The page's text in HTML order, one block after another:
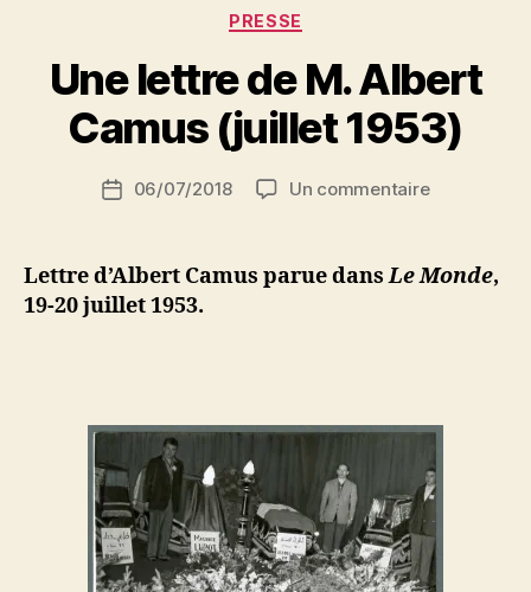
Catégories
PRESSE
Une lettre de M. Albert
Camus (juillet 1953)
Auteur
P
a
S
N
ji
Date06/07/2018 Un commentairesur
de
Lettre d’Albert Camus parue dansLe Monde,
19-20 juillet 1953.